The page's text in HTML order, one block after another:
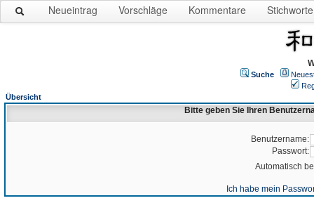
Neueintrag Vorschläge Kommentare Stichworte
Suche
Übersicht
Bitte geben Sie Ihren
Benutzername:
Passwort:
Automatisch
Ich habe mein